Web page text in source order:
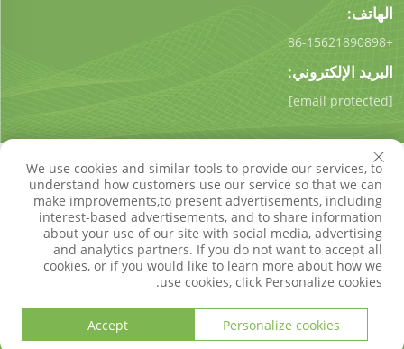
الهاتف:
+86-15621890898
البريد الإلكتروني:
[email protected]
حقوق النسخ © شركة شاندونغ كيجونغ للتكنولوجيا البيئية المحدودة.
جميع الحقوق محفوظةسياسة الخصوصية مدونة
We use cookies and similar tools to provide our services, to
understand how customers use our service so that we can
make improvements,to present advertisements, including
interest-based advertisements, and to share information
about your use of our site with social media, advertising
and analytics partners. If you do not want to accept all
cookies, or if you would like to learn more about how we
use cookies, click Personalize cookies.
Personalize cookies
Accept